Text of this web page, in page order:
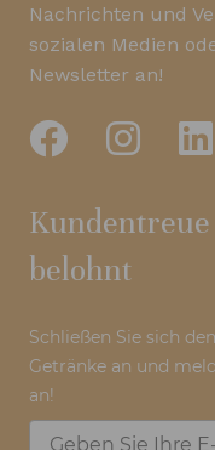
Nachrichten und
sozialen Medien
Newsletter an!
belohnt
Schließen Sie sich
Getränke an und
an!